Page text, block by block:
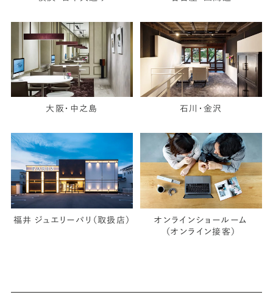
大阪・中之島 石川・金沢
福井 ジュエリーパリ（取扱店）
オンラインショールーム
（オンライン接客）